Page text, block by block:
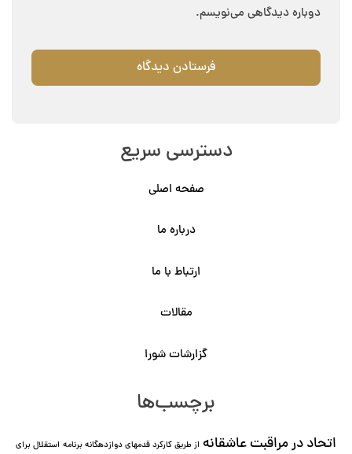
دوباره دیدگاهی می‌نویسم.
دسترسی سریع
صفحه اصلی
درباره ما
ارتباط با ما
مقالات
گزارشات شورا
برچسب‌ها
اتحاد در مراقبت عاشقانه از طریق کارکرد قدمهای دوازده⁯گانه برنامه استقلال برای